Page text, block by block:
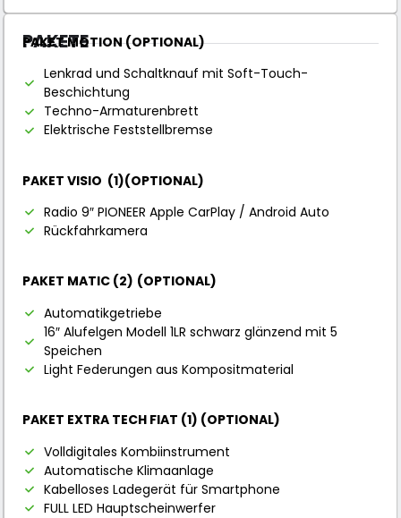
PAKETE
PAKET MOTION (OPTIONAL)
Lenkrad und Schaltknauf mit Soft-Touch-
Beschichtung
Techno-Armaturenbrett
Elektrische Feststellbremse
PAKET VISIO (1)(OPTIONAL)
Radio 9″ PIONEER Apple CarPlay / Android Auto
Rückfahrkamera
PAKET MATIC (2) (OPTIONAL)
Automatikgetriebe
16″ Alufelgen Modell 1LR schwarz glänzend mit 5
Speichen
Light Federungen aus Kompositmaterial
PAKET EXTRA TECH FIAT (1) (OPTIONAL)
Volldigitales Kombiinstrument
Automatische Klimaanlage
Kabelloses Ladegerät für Smartphone
FULL LED Hauptscheinwerfer